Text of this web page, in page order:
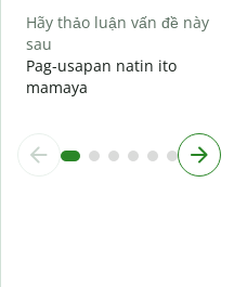
Hãy thảo luận vấn đề này
sau
Pag-usapan natin ito
mamaya